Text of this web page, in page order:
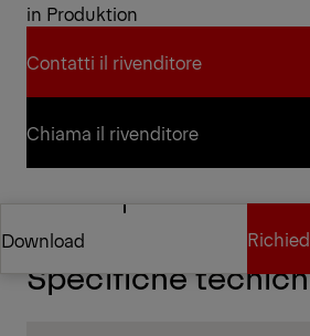
in Produktion
Contatti il rivenditore
Contatti il rivenditore
Chiama il rivenditore
Chiama il rivenditore
Download
Specifiche